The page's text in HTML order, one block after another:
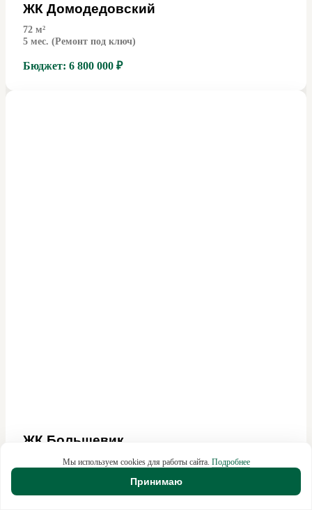
ЖК Домодедовский
72 м²
5 мес. (Ремонт под ключ)
Бюджет: 6 800 000 ₽
ЖК Большевик
Бюджет:5 200 000 ₽
Мы используем cookies для работы сайта. Подробнее
Принимаю